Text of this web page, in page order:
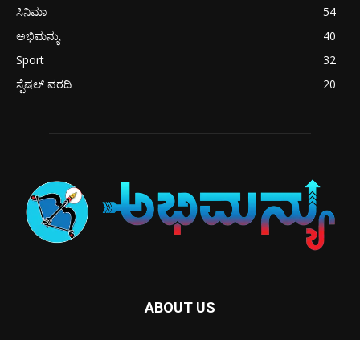
ಸಿನಿಮಾ
54
ಅಭಿಮನ್ಯು
40
Sport
32
ಸ್ಪೆಷಲ್ ವರದಿ
20
ABOUT US